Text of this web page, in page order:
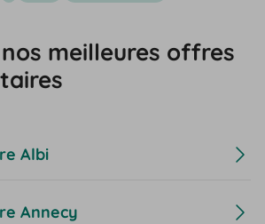
meilleures offres
Albi
Annecy